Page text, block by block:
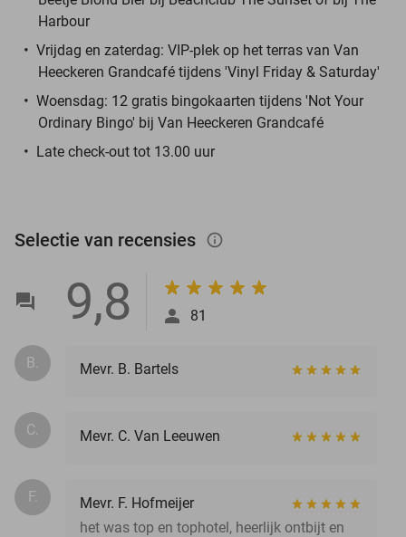
Harbour
Vrijdag en zaterdag: VIP-plek op het terras van Van
Heeckeren Grandcafé tijdens 'Vinyl Friday & Saturday'
Woensdag: 12 gratis bingokaarten tijdens 'Not Your
Ordinary Bingo' bij Van Heeckeren Grandcafé
Late check-out tot 13.00 uur
Selectie van recensies info_outlined
9,8 81
B. Mevr. B. Bartels
C. Mevr. C. Van Leeuwen
F.
Mevr. F. Hofmeijer
het was top en tophotel, heerlijk ontbijt en